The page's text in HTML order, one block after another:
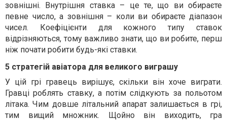
зовнішні. Внутрішня ставка – це те, що ви обираєте
певне число, а зовнішня – коли ви обираєте діапазон
чисел. Коефіцієнти для кожного типу ставок
відрізняються, тому важливо знати, що ви робите, перш
ніж почати робити будь-які ставки.
5 стратегій авіатора для великого виграшу
У цій грі гравець вирішує, скільки він хоче виграти.
Гравці роблять ставку, а потім слідкують за польотом
літака. Чим довше літальний апарат залишається в грі,
тим вищий множник. Щойно він виходить, гра